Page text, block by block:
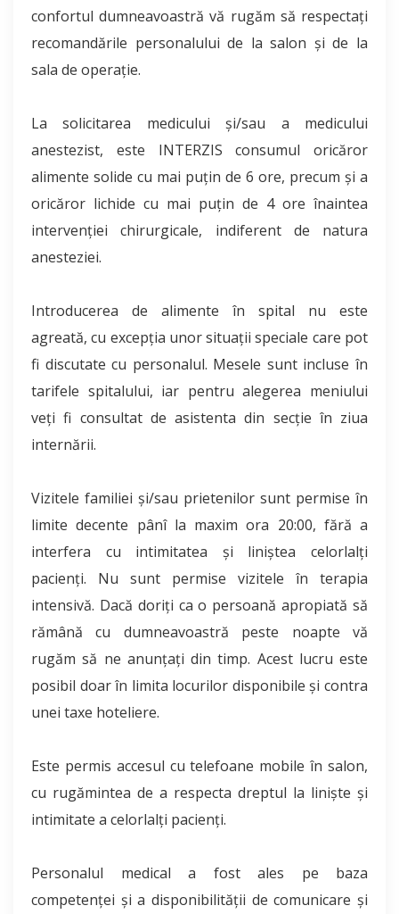
confortul dumneavoastră vă rugăm să respectaţi
recomandările personalului de la salon şi de la
sala de operaţie.
La solicitarea medicului şi/sau a medicului
anestezist, este INTERZIS consumul oricăror
alimente solide cu mai puţin de 6 ore, precum şi a
oricăror lichide cu mai puţin de 4 ore înaintea
intervenţiei chirurgicale, indiferent de natura
anesteziei.
Introducerea de alimente în spital nu este
agreată, cu excepţia unor situaţii speciale care pot
fi discutate cu personalul. Mesele sunt incluse în
tarifele spitalului, iar pentru alegerea meniului
veţi fi consultat de asistenta din secţie în ziua
internării.
Vizitele familiei şi/sau prietenilor sunt permise în
limite decente pânî la maxim ora 20:00, fără a
interfera cu intimitatea şi liniştea celorlalţi
pacienţi. Nu sunt permise vizitele în terapia
intensivă. Dacă doriţi ca o persoană apropiată să
rămână cu dumneavoastră peste noapte vă
rugăm să ne anunţaţi din timp. Acest lucru este
posibil doar în limita locurilor disponibile şi contra
unei taxe hoteliere.
Este permis accesul cu telefoane mobile în salon,
cu rugămintea de a respecta dreptul la linişte şi
intimitate a celorlalţi pacienţi.
Personalul medical a fost ales pe baza
competenţei şi a disponibilităţii de comunicare şi